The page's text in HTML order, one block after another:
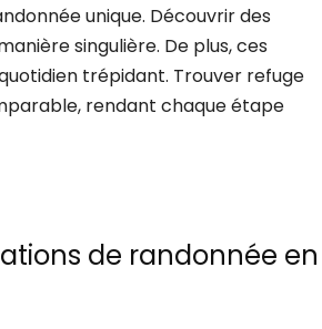
unique. Découvrir des
singulière. De plus, ces
trépidant. Trouver refuge
rendant chaque étape
de randonnée en